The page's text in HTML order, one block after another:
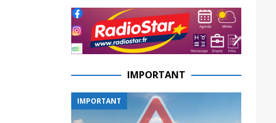
IMPORTANT
IMPORTANT